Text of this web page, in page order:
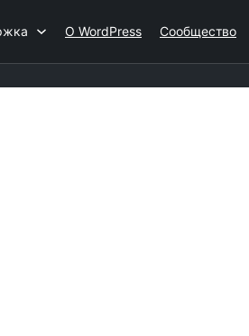
О WordPress Сообщество